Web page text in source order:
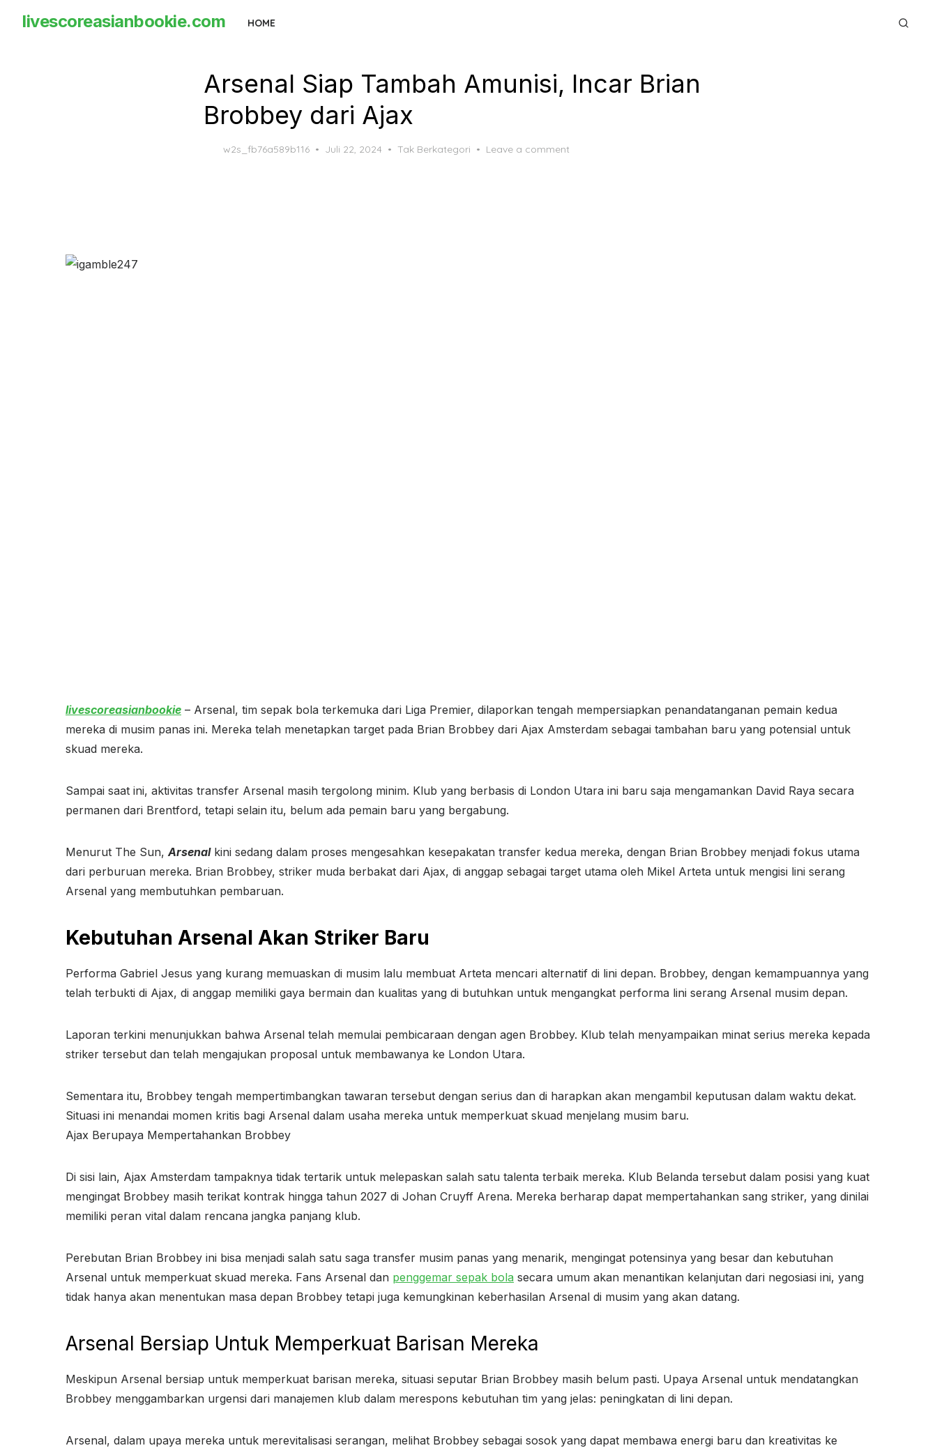
livescoreasianbookie.com HOME
Arsenal Siap Tambah Amunisi, Incar Brian
Brobbey dari Ajax
w2s_fb76a589b116
Posted
Juli 22, 2024 Tak Berkategori Leave a comment
livescoreasianbookie – Arsenal, tim sepak bola terkemuka dari Liga Premier, dilaporkan tengah mempersiapkan penandatanganan pemain kedua
mereka di musim panas ini. Mereka telah menetapkan target pada Brian Brobbey dari Ajax Amsterdam sebagai tambahan baru yang potensial untuk
skuad mereka.
Sampai saat ini, aktivitas transfer Arsenal masih tergolong minim. Klub yang berbasis di London Utara ini baru saja mengamankan David Raya secara
permanen dari Brentford, tetapi selain itu, belum ada pemain baru yang bergabung.
Menurut The Sun, Arsenalkini sedang dalam proses mengesahkan kesepakatan transfer kedua mereka, dengan Brian Brobbey menjadi fokus utama
dari perburuan mereka. Brian Brobbey, striker muda berbakat dari Ajax, di anggap sebagai target utama oleh Mikel Arteta untuk mengisi lini serang
Arsenal yang membutuhkan pembaruan.
Kebutuhan Arsenal Akan Striker Baru
Performa Gabriel Jesus yang kurang memuaskan di musim lalu membuat Arteta mencari alternatif di lini depan. Brobbey, dengan kemampuannya yang
telah terbukti di Ajax, di anggap memiliki gaya bermain dan kualitas yang di butuhkan untuk mengangkat performa lini serang Arsenal musim depan.
Laporan terkini menunjukkan bahwa Arsenal telah memulai pembicaraan dengan agen Brobbey. Klub telah menyampaikan minat serius mereka kepada
striker tersebut dan telah mengajukan proposal untuk membawanya ke London Utara.
Sementara itu, Brobbey tengah mempertimbangkan tawaran tersebut dengan serius dan di harapkan akan mengambil keputusan dalam waktu dekat.
Situasi ini menandai momen kritis bagi Arsenal dalam usaha mereka untuk memperkuat skuad menjelang musim baru.
Ajax Berupaya Mempertahankan Brobbey
Di sisi lain, Ajax Amsterdam tampaknya tidak tertarik untuk melepaskan salah satu talenta terbaik mereka. Klub Belanda tersebut dalam posisi yang kuat
mengingat Brobbey masih terikat kontrak hingga tahun 2027 di Johan Cruyff Arena. Mereka berharap dapat mempertahankan sang striker, yang dinilai
memiliki peran vital dalam rencana jangka panjang klub.
Perebutan Brian Brobbey ini bisa menjadi salah satu saga transfer musim panas yang menarik, mengingat potensinya yang besar dan kebutuhan
Arsenal untuk memperkuat skuad mereka. Fans Arsenal dan penggemar sepak bola secara umum akan menantikan kelanjutan dari negosiasi ini, yang
tidak hanya akan menentukan masa depan Brobbey tetapi juga kemungkinan keberhasilan Arsenal di musim yang akan datang.
Arsenal Bersiap Untuk Memperkuat Barisan Mereka
Meskipun Arsenal bersiap untuk memperkuat barisan mereka, situasi seputar Brian Brobbey masih belum pasti. Upaya Arsenal untuk mendatangkan
Brobbey menggambarkan urgensi dari manajemen klub dalam merespons kebutuhan tim yang jelas: peningkatan di lini depan.
Arsenal, dalam upaya mereka untuk merevitalisasi serangan, melihat Brobbey sebagai sosok yang dapat membawa energi baru dan kreativitas ke